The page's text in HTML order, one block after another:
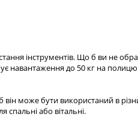
інструментів. Що б ви не
навантаження до 50 кг на
може бути використаний в
спальні або вітальні.